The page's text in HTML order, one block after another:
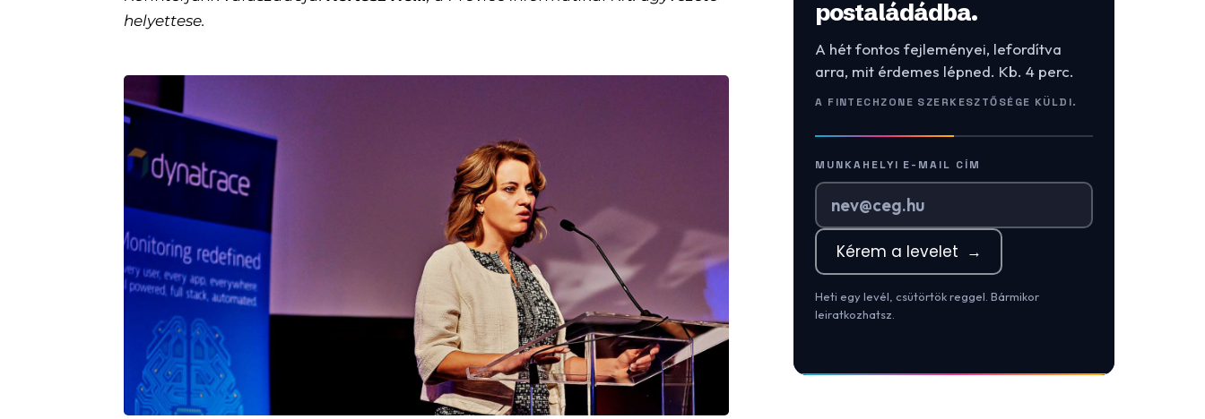
helyettese.
postaládádba.
A hét fontos fejleményei, lefordítva
arra, mit érdemes lépned. Kb. 4 perc.
A FINTECHZONE SZERKESZTŐSÉGE KÜLDI.
MUNKAHELYI E-MAIL CÍM
Kérem a levelet →
Heti egy levél, csütörtök reggel. Bármikor
leiratkozhatsz.